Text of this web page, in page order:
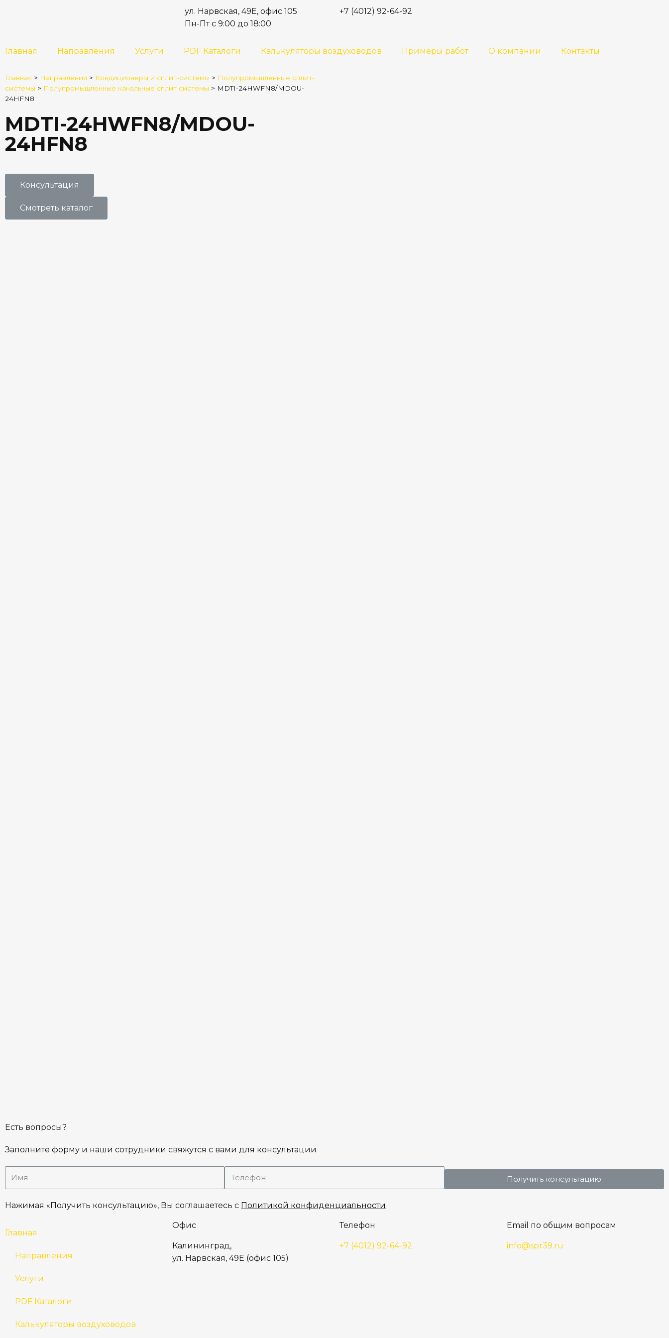
ул. Нарвская, 49Е, офис 105
Пн-Пт с 9:00 до 18:00
+7 (4012) 92-64-92
Главная Направления Услуги PDF Каталоги Калькуляторы воздуховодов Примеры работ О компании Контакты
Главная > Направления > Кондиционеры и сплит-системы > Полупромышленные сплит-
системы > Полупромышленные канальные сплит системы > MDTI-24HWFN8/MDOU-
24HFN8
MDTI-24HWFN8/MDOU-
24HFN8
Консультация
Смотреть каталог
Есть вопросы?
Заполните форму и наши сотрудники свяжутся с вами для консультации
Получить консультацию
Нажимая «Получить консультацию», Вы соглашаетесь с Политикой конфиденциальности
Главная
Направления
Услуги
PDF Каталоги
Калькуляторы воздуховодов
Офис
Калининград,
ул. Нарвская, 49Е (офис 105)
Телефон
+7 (4012) 92-64-92
Email по общим вопросам
info@spr39.ru